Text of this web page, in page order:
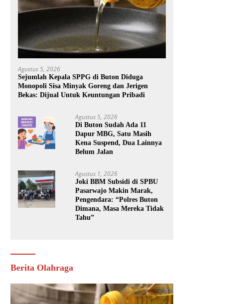
Agustus 5, 2026
Sejumlah Kepala SPPG di Buton Diduga
Monopoli Sisa Minyak Goreng dan Jerigen
Bekas: Dijual Untuk Keuntungan Pribadi
Agustus 5, 2026
Di Buton Sudah Ada 11
Dapur MBG, Satu Masih
Kena Suspend, Dua Lainnya
Belum Jalan
Agustus 1, 2026
Joki BBM Subsidi di SPBU
Pasarwajo Makin Marak,
Pengendara: “Polres Buton
Dimana, Masa Mereka Tidak
Tahu”
Berita Olahraga